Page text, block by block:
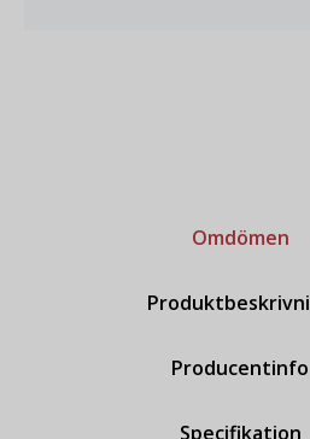
Omdömen
Producentinfo
Specifikation